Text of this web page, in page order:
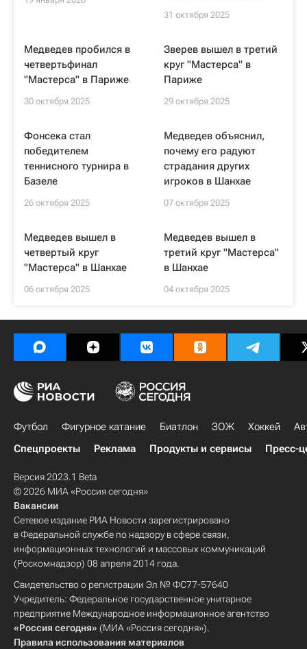
31 октября 2025
Медведев пробился в
четвертьфинал
"Мастерса" в Париже
30 октября 2025
Зверев вышел в третий
круг "Мастерса" в
Париже
29 октября 2025
Фонсека стал
победителем
теннисного турнира в
Базеле
26 октября 2025
Медведев объяснил,
почему его радуют
страдания других
игроков в Шанхае
07 октября 2025
Медведев вышел в
четвертый круг
"Мастерса" в Шанхае
06 октября 2025
Медведев вышел в
третий круг "Мастерса"
в Шанхае
04 октября 2025
Футбол Фигурное катание Биатлон ЗОЖ Хоккей
Спецпроекты
Реклама Продукты и сервисы Пресс-
Версия 2023.1 Beta
© 2026 МИА «Россия сегодня»
Вакансии
Сетевое издание РИА Новости зарегистрировано
в Федеральной службе по надзору в сфере связи,
информационных технологий и массовых коммуникаций
(Роскомнадзор) 08 апреля 2014 года.
Свидетельство о регистрации Эл № ФС77-57640
Учредитель: Федеральное государственное унитарное
предприятие Международное информационное агентство
«Россия сегодня» (МИА «Россия сегодня»).
Правила использования материалов